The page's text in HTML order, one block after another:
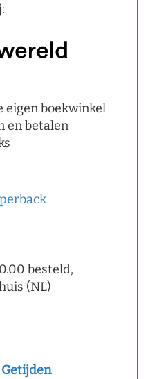
eigen boekwinkel
en betalen
besteld,
(NL)